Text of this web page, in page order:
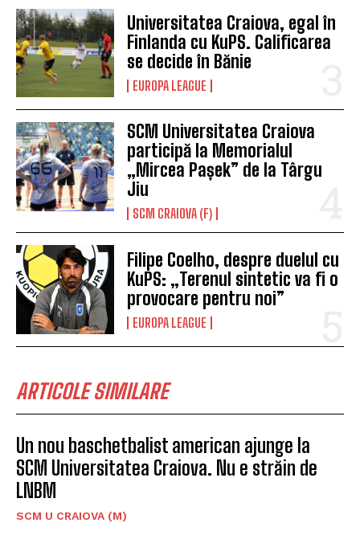
Universitatea Craiova, egal în
Finlanda cu KuPS. Calificarea
se decide în Bănie
EUROPA LEAGUE
SCM Universitatea Craiova
participă la Memorialul
„Mircea Pașek” de la Târgu
Jiu
SCM CRAIOVA (F)
Filipe Coelho, despre duelul cu
KuPS: „Terenul sintetic va fi o
provocare pentru noi”
EUROPA LEAGUE
ARTICOLE SIMILARE
Un nou baschetbalist american ajunge la
SCM Universitatea Craiova. Nu e străin de
LNBM
SCM U CRAIOVA (M)